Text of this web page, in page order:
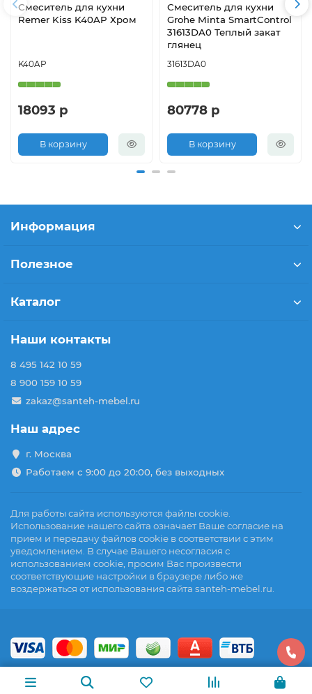
Смеситель для кухни
Remer Kiss K40AP Хром
K40AP
18093 р
В корзину
Смеситель для кухни
Grohe Minta SmartControl
31613DA0 Теплый закат
глянец
31613DA0
80778 р
В корзину
Информация
Полезное
Каталог
Наши контакты
8 495 142 10 59
8 900 159 10 59
zakaz@santeh-mebel.ru
Наш адрес
г. Москва
Работаем с 9:00 до 20:00, без выходных
Для работы сайта используются файлы cookie.
Использование нашего сайта означает Ваше согласие на
прием и передачу файлов cookie в соответствии с этим
уведомлением. В случае Вашего несогласия с
использованием cookie, просим Вас произвести
соответствующие настройки в браузере либо же
воздержаться от использования сайта santeh-mebel.ru.